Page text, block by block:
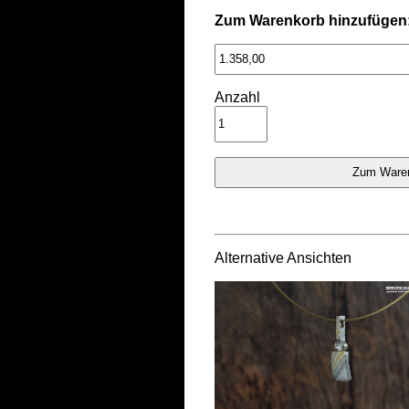
Zum Warenkorb
Anzahl
Alternative Ansichten